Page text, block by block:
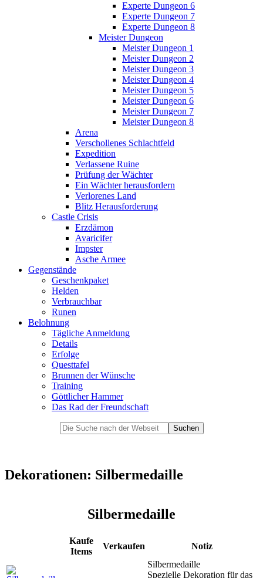
Experte Dungeon 6
Experte Dungeon 7
Experte Dungeon 8
Meister Dungeon
Meister Dungeon 1
Meister Dungeon 2
Meister Dungeon 3
Meister Dungeon 4
Meister Dungeon 5
Meister Dungeon 6
Meister Dungeon 7
Meister Dungeon 8
Arena
Verschollenes Schlachtfeld
Expedition
Verlassene Ruine
Prüfung der Wächter
Ein Wächter herausfordern
Verlorenes Land
Blitz Herausforderung
Castle Crisis
Erzdämon
Avaricifer
Impster
Asche Armee
Gegenstände
Geschenkpaket
Helden
Verbrauchbar
Runen
Belohnung
Tägliche Anmeldung
Details
Erfolge
Questtafel
Brunnen der Wünsche
Training
Göttlicher Hammer
Das Rad der Freundschaft
Dekorationen: Silbermedaille
Silbermedaille
Kaufe
Items
Verkaufen
Notiz
Silbermedaille
Spezielle Dekoration für das